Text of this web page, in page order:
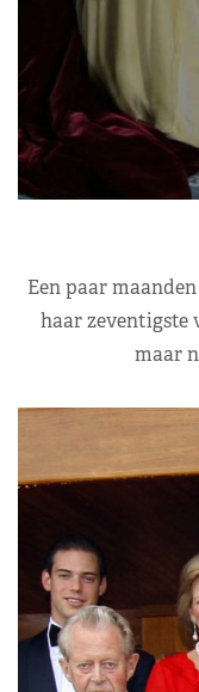
Een paar
haar zeventigste
maar